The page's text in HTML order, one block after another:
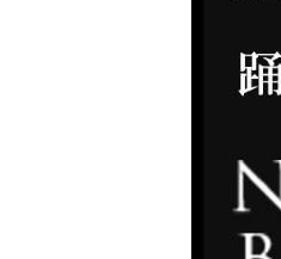
同一商品まとめ買いキャンペーン